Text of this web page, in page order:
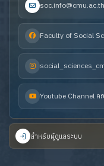
soc.info@cmu.ac.th
Faculty of Social
Youtube Channel
สำหรับผู้ดูแลระบบ